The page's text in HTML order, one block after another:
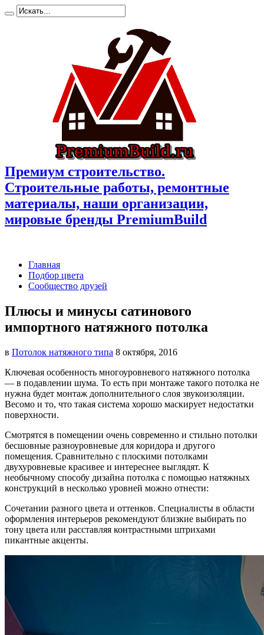
Премиум cтроительство.
Cтроительные работы, ремонтные
материалы, наши организации,
мировые бренды PremiumBuild
Главная
Подбор цвета
Сообщество друзей
Плюсы и минусы сатинового
импортного натяжного потолка
в Потолок натяжного типа 8 октября, 2016
Ключевая особенность многоуровневого натяжного потолка
— в подавлении шума. То есть при монтаже такого потолка не
нужна будет монтаж дополнительного слоя звукоизоляции.
Весомо и то, что такая система хорошо маскирует недостатки
поверхности.
Смотрятся в помещении очень современно и стильно потолки
бесшовные разноуровневые для коридора и другого
помещения. Сравнительно с плоскими потолками
двухуровневые красивее и интереснее выглядят. К
необычному способу дизайна потолка с помощью натяжных
конструкций в несколько уровней можно отнести:
Сочетании разного цвета и оттенков. Специалисты в области
оформления интерьеров рекомендуют близкие выбирать по
тону цвета или расставляя контрастными штрихами
пикантные акценты.